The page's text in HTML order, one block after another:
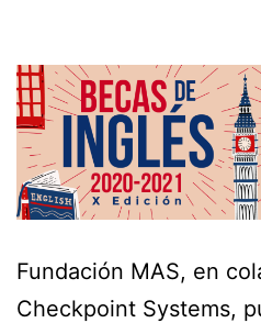
Fundación MAS, en
Checkpoint Systems,